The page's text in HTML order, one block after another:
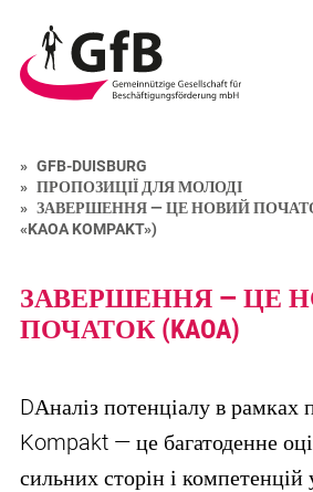
mbH
Duisburg
GFB-DUISBURG
ПРОПОЗИЦІЇ ДЛЯ МОЛОДІ
ЗАВЕРШЕННЯ — ЦЕ НОВИЙ
«KAOA KOMPAKT»)
ЗАВЕРШЕННЯ — ЦЕ
ПОЧАТОК (KAOA)
DАналіз потенціалу в рамках
Kompakt — це багатоденне
сильних сторін і компетенцій